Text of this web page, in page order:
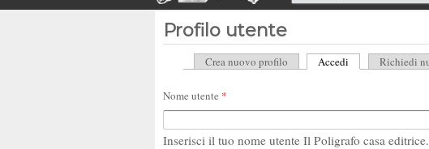
Profilo utente
Schede primarie
Crea nuovo profilo Accedi (scheda attiva)
Richiedi
Nome utente *
Inserisci il tuo nome utente Il Poligrafo casa editrice.